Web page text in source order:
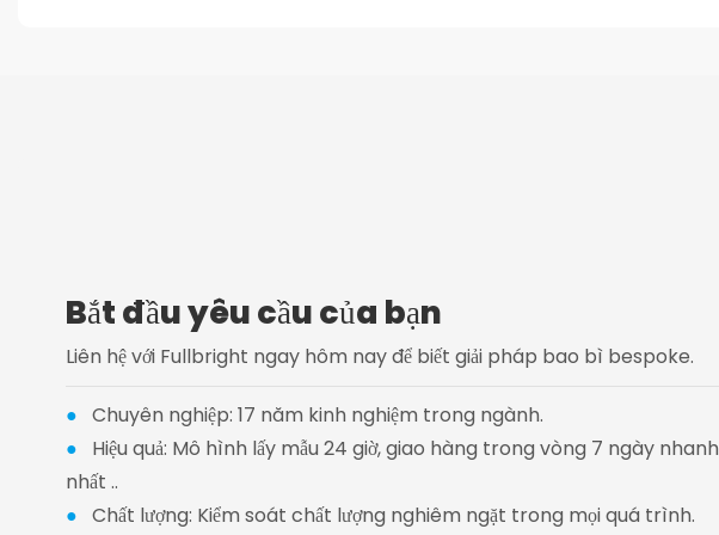
Bắt đầu yêu cầu của bạn
Liên hệ với Fullbright ngay hôm nay để biết giải pháp bao bì bespoke.
● Chuyên nghiệp: 17 năm kinh nghiệm trong ngành.
●
Hiệu quả: Mô hình lấy mẫu 24 giờ, giao hàng trong vòng 7 ngày nhanh
nhất ..
● Chất lượng: Kiểm soát chất lượng nghiêm ngặt trong mọi quá trình.